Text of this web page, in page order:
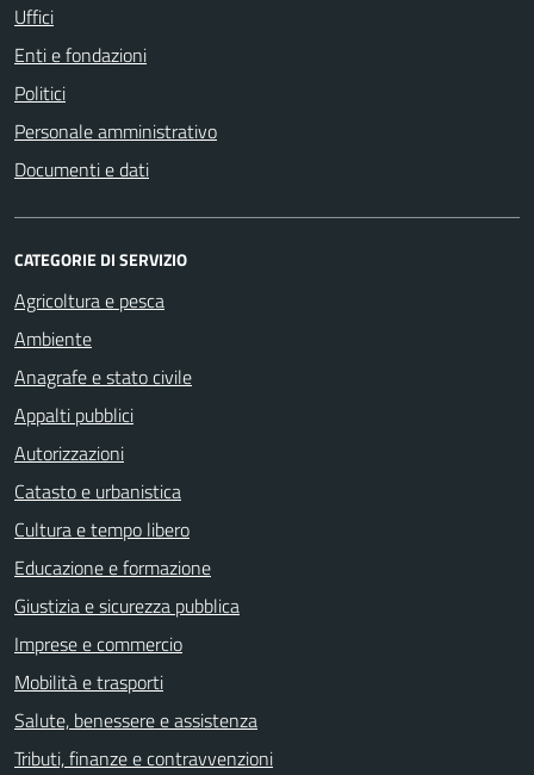
Uffici
Enti e fondazioni
Politici
Personale amministrativo
Documenti e dati
CATEGORIE DI SERVIZIO
Agricoltura e pesca
Ambiente
Anagrafe e stato civile
Appalti pubblici
Autorizzazioni
Catasto e urbanistica
Cultura e tempo libero
Educazione e formazione
Giustizia e sicurezza pubblica
Imprese e commercio
Mobilità e trasporti
Salute, benessere e assistenza
Tributi, finanze e contravvenzioni